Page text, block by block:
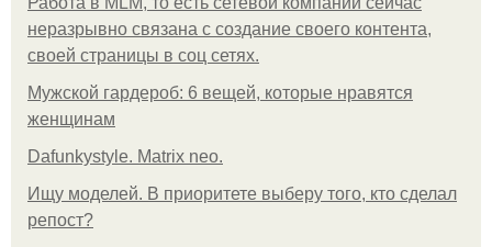
неразрывно связана с создание своего контента,
своей страницы в соц сетях.
Мужской гардероб: 6 вещей, которые нравятся
женщинам
Dafunkystyle. Matrix neo.
Ищу моделей. В приоритете выберу того, кто сделал
репост?